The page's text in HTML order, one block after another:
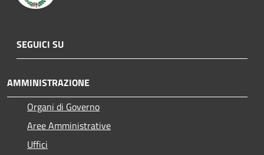
SEGUICI SU
AMMINISTRAZIONE
Organi di Governo
Aree Amministrative
Uffici